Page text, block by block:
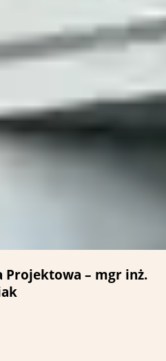
Projektowa – mgr inż.